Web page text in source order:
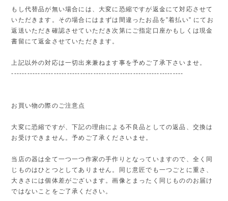
もし代替品が無い場合には、大変に恐縮ですが返金にて対応させて
いただきます。その場合にはまずは間違ったお品を”着払い” にてお
返送いただき確認させていただき次第にご指定口座かもしくは現金
書留にて返金させていただきます。
上記以外の対応は一切出来兼ねます事を予めご了承下さいませ。
-----------------------------------------------------------------
お買い物の際のご注意点
大変に恐縮ですが、下記の理由による不良品としての返品、交換は
お受けできません。予めご了承くださいませ。
当店の器は全て一つ一つ作家の手作りとなっていますので、全く同
じものはひとつとしてありません。同じ意匠でも一つごとに重さ、
大きさには個体差がございます。画像とまったく同じもののお届け
ではないことをご了承ください。